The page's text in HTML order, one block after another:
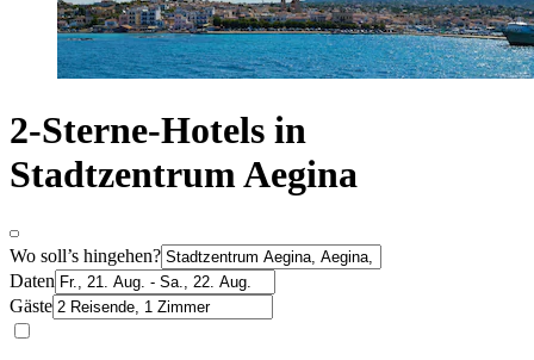
2-Sterne-Hotels in
Stadtzentrum Aegina
Wo soll’s hingehen?
Daten
Gäste